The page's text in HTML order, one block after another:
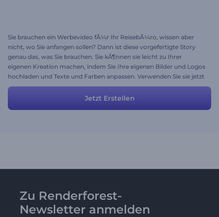
Sie brauchen ein Werbevideo fÃ¼r Ihr ReisebÃ¼ro, wissen aber
nicht, wo Sie anfangen sollen? Dann ist diese vorgefertigte Story
genau das, was Sie brauchen. Sie kÃ¶nnen sie leicht zu Ihrer
eigenen Kreation machen, indem Sie Ihre eigenen Bilder und Logos
hochladen und Texte und Farben anpassen. Verwenden Sie sie jetzt
und locken Sie Ihre Kunden mit den bunten Szenen und den
charmanten Charakteren an.Jetzt Erstellen
Zu Renderforest-
Newsletter anmelden